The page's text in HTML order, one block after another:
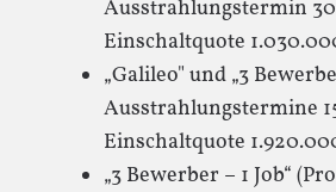
Ausstrahlungstermin
Einschaltquote
„Galileo" und „3
Ausstrahlungstermine
Einschaltquote
„3 Bewerber – 1 Job“